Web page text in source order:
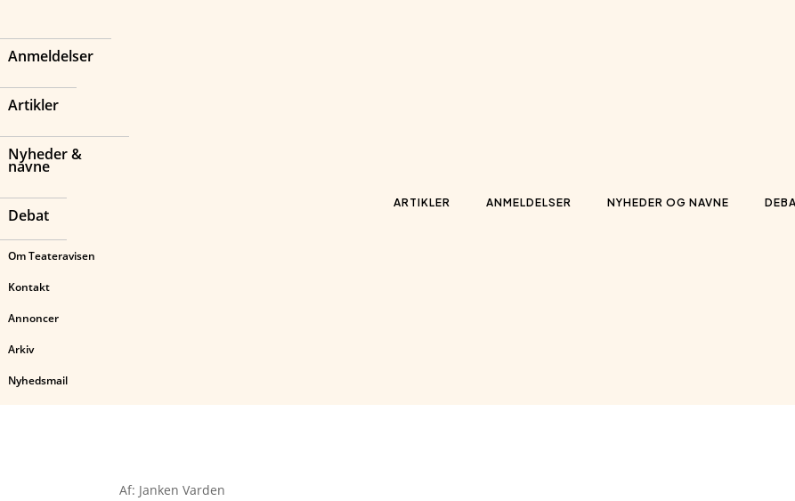
Anmeldelser
Artikler
Nyheder &
navne
Debat
Om Teateravisen
Kontakt
Annoncer
Arkiv
Nyhedsmail
ARTIKLER ANMELDELSER NYHEDER OG NAVNE
Af: Janken Varden